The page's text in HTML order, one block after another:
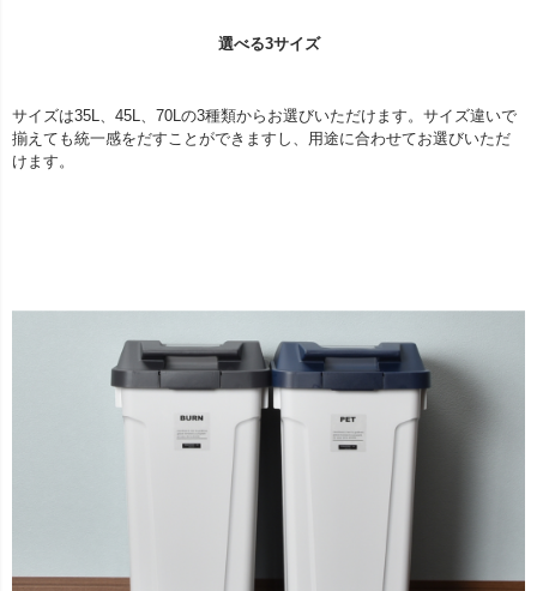
選べる3サイズ
サイズは35L、45L、70Lの3種類からお選びいただけます。サイズ違いで
揃えても統一感をだすことができますし、用途に合わせてお選びいただ
けます。